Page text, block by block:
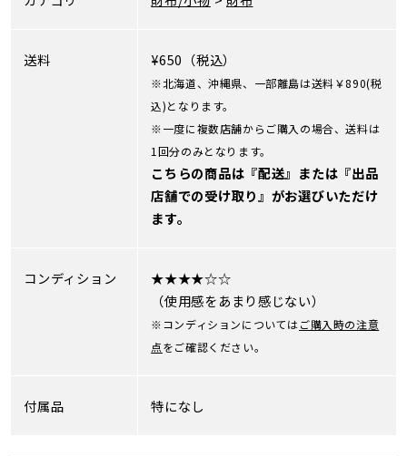
送料 ¥650（税込）
※北海道、沖縄県、一部離島は送料￥890(税
込)となります。
※一度に複数店舗からご購入の場合、送料は
1回分のみとなります。
こちらの商品は『配送』または『出品
店舗での受け取り』がお選びいただけ
ます。
コンディション
★★★★☆☆
（使用感をあまり感じない）
※コンディションについてはご購入時の注意
点をご確認ください。
付属品 特になし